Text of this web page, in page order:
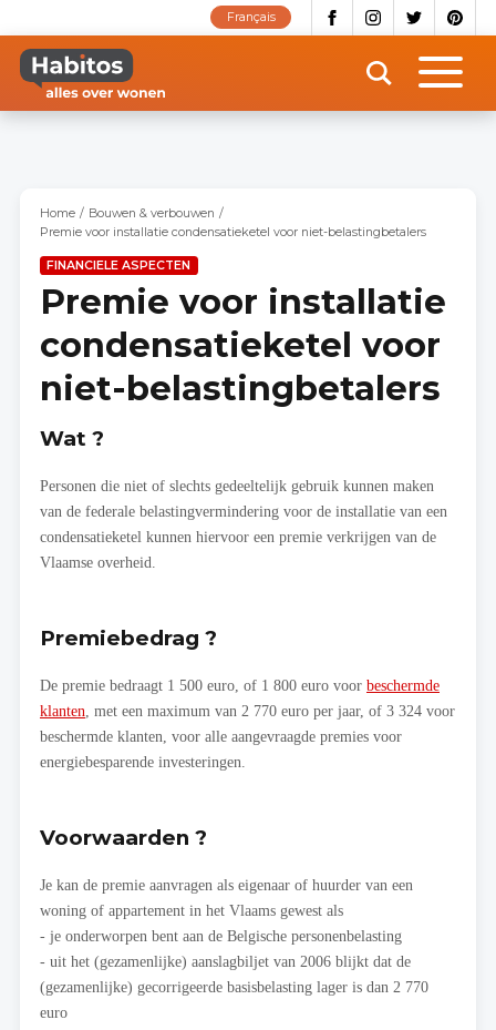
naar
inhoud
gaan
Français
Home
Bouwen & verbouwen
Premie voor installatie condensatieketel voor niet-belastingbetalers
FINANCIELE ASPECTEN
Premie voor installatie
condensatieketel voor
niet-belastingbetalers
Wat ?
Personen die niet of slechts gedeeltelijk gebruik kunnen maken
van de federale belastingvermindering voor de installatie van een
condensatieketel kunnen hiervoor een premie verkrijgen van de
Vlaamse overheid.
Premiebedrag ?
De premie bedraagt 1 500 euro, of 1 800 euro voor beschermde
klanten , met een maximum van 2 770 euro per jaar, of 3 324 voor
beschermde klanten, voor alle aangevraagde premies voor
energiebesparende investeringen.
Voorwaarden ?
Je kan de premie aanvragen als eigenaar of huurder van een
woning of appartement in het Vlaams gewest als
- je onderworpen bent aan de Belgische personenbelasting
- uit het (gezamenlijke) aanslagbiljet van 2006 blijkt dat de
(gezamenlijke) gecorrigeerde basisbelasting lager is dan 2 770
euro